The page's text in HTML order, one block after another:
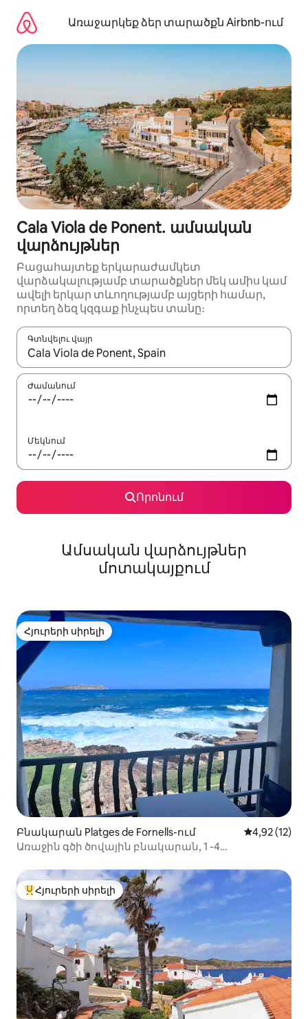
բովանդակությանըԱռաջարկեք ձեր տարածքն Airbnb-ում
Cala Viola de Ponent․ ամսական
վարձույթներ
Բացահայտեք երկարաժամկետ
վարձակալությամբ տարածքներ մեկ ամիս կամ
ավելի երկար տևողությամբ այցերի համար,
որտեղ ձեզ կզգաք ինչպես տանը։
Գտնվելու վայր
Երբ արդյունքները հասանելի լինեն, սլաքների
Ժամանում
Մեկնում
Որոնում
Ամսական վարձույթներ
մոտակայքում
Հյուրերի սիրելի
Հյուրերի սիրելի
Բնակարան Platges de Fornells-ում Միջին
4,92 (12)
Առաջին գծի ծովային բնակարան, 1 -4
Հյուրերի սիրելի լավագույն տները
Հյուրերի սիրելի